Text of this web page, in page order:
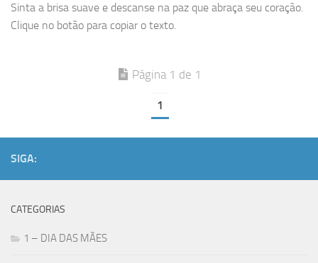
Sinta a brisa suave e descanse na paz que abraça seu coração.
Clique no botão para copiar o texto.
Página 1 de 1
1
SIGA:
CATEGORIAS
1 – DIA DAS MÃES